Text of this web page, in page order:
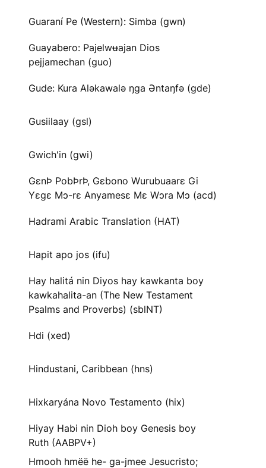
Guaraní Pe (Western): Simba (gwn)
Guayabero: Pajelwʉajan Dios
pejjamechan (guo)
Gude: Kura Aləkawalə ŋga Əntaŋfə (gde)
Gusiilaay (gsl)
Gwich'in (gwi)
GɛnÞ PobÞrÞ, Gɛbono Wurubuaarɛ Gi
Yɛgɛ Mɔ-rɛ Anyamesɛ Mɛ Wɔra Mɔ (acd)
Hadrami Arabic Translation (HAT)
Hapit apo jos (ifu)
Hay halitá nin Diyos hay kawkanta boy
kawkahalita-an (The New Testament
Psalms and Proverbs) (sblNT)
Hdi (xed)
Hindustani, Caribbean (hns)
Hixkaryána Novo Testamento (hix)
Hiyay Habi nin Dioh boy Genesis boy
Ruth (AABPV+)
Hmooh hmëë he- ga-jmee Jesucristo;